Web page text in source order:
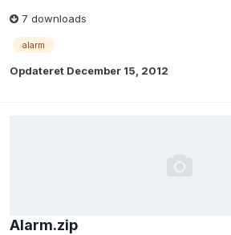
7 downloads
alarm
Opdateret December 15, 2012
Alarm.zip